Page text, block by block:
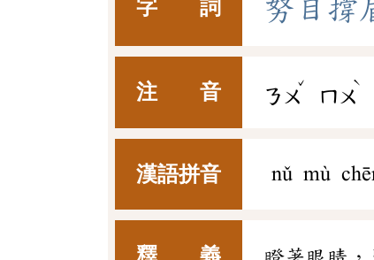
字 詞 努 目 撐
注 音 ㄋㄨ
ˇ
ㄇㄨ
ˋ
漢語拼音 nǔ mù